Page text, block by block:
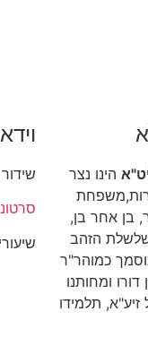
הינו נצר
בן אחר בן,
הזהב
כמוהר"ר
ומחותנו
תלמידו